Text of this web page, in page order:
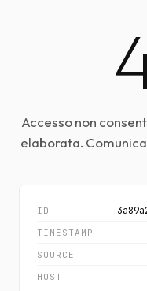
Accesso non
elaborata.
ID
TIMESTAMP
SOURCE
HOST